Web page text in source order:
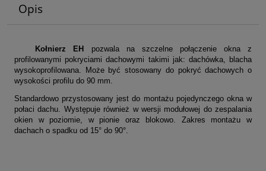
Opis
Kołnierz EH
pozwala na szczelne połączenie okna z
profilowanymi pokryciami dachowymi takimi jak: dachówka, blacha
wysokoprofilowana. Może być stosowany do pokryć dachowych o
wysokości profilu do 90 mm.
Standardowo przystosowany jest do montażu pojedynczego okna w
połaci dachu. Występuje również w wersji modułowej do zespalania
okien w poziomie, w pionie oraz blokowo. Zakres montażu w
dachach o spadku od 15° do 90°.